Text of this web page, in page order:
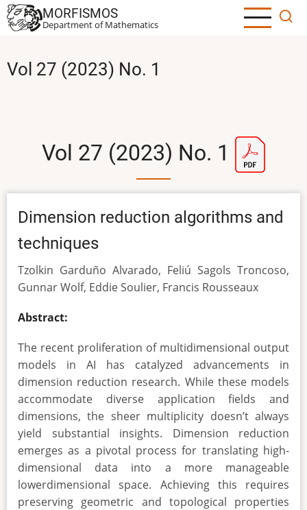
Skip
to
content
MORFISMOS
Department of Mathematics
Vol 27 (2023) No. 1
Vol 27 (2023) No. 1
Dimension reduction algorithms and
techniques
Tzolkin Garduño Alvarado, Feliú Sagols Troncoso,
Gunnar Wolf, Eddie Soulier, Francis Rousseaux
Abstract:
The recent proliferation of multidimensional output
models in AI has catalyzed advancements in
dimension reduction research. While these models
accommodate diverse application fields and
dimensions, the sheer multiplicity doesn’t always
yield substantial insights. Dimension reduction
emerges as a pivotal process for translating high-
dimensional data into a more manageable
lowerdimensional space. Achieving this requires
preserving geometric and topological properties